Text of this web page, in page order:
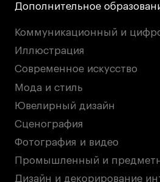
Дополнительное
Коммуникационный и
Иллюстрация
Современное искусство
Мода и стиль
Ювелирный дизайн
Сценография
Фотография и видео
Промышленный и
Дизайн и декорирование